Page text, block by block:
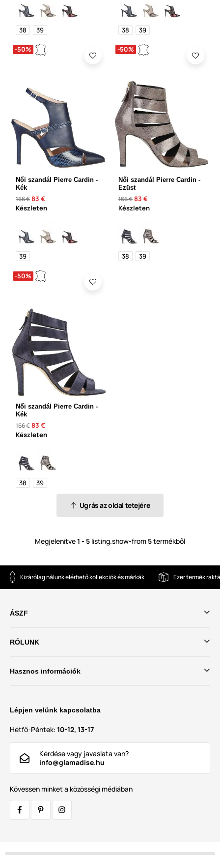
38 39 38 39
-50%
Női szandál Pierre Cardin -
Kék
166 €83 €
Készleten
39
-50%
Női szandál Pierre Cardin -
Ezüst
166 €83 €
Készleten
38 39
-50%
Női szandál Pierre Cardin -
Kék
166 €83 €
Készleten
38 39
Ugrás az oldal tetejére
Megjelenítve1 - 5 listing.show-from 5termékből
Kizárólag nálunk elérhető kollekciók és márkák Ezer termék
ÁSZF
RÓLUNK
Hasznos információk
Lépjen velünk kapcsolatba
Hétfő-Péntek: 10-12, 13-17
Kérdése vagy javaslata van?
info@glamadise.hu
Kövessen minket a közösségi médiában